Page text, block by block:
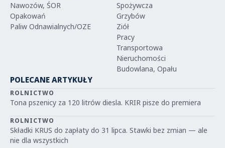
Nawozów, ŚOR
Opakowań
Paliw Odnawialnych/OZE
Spożywcza
Grzybów
Ziół
Pracy
Transportowa
Nieruchomości
Budowlana, Opału
POLECANE ARTYKUŁY
ROLNICTWO
Tona pszenicy za 120 litrów diesla. KRIR pisze do premiera
ROLNICTWO
Składki KRUS do zapłaty do 31 lipca. Stawki bez zmian — ale
nie dla wszystkich